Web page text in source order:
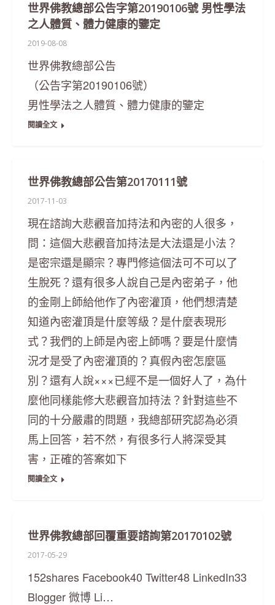
世界佛教總部公告字第20190106號 男性學法
之人體質、體力健康的鑒定
2019-08-08
世界佛教總部公告
（公告字第20190106號）
男性學法之人體質、體力健康的鑒定
閱讀全文
世界佛教總部公告第20170111號
2017-11-03
現在諮詢大悲觀音加持法和內密的人很多，
問：這個大悲觀音加持法是大法還是小法？
是密宗還是顯宗？專門修這個法可不可以了
生脫死？還有很多人說自己是內密弟子，他
的金剛上師給他作了內密灌頂，他們想清楚
知道內密灌頂是什麼等級？是什麼表現形
式？我們的上師是內密上師嗎？要是什麼情
況才是受了內密灌頂的？真假內密怎麼區
別？還有人說×××已經不是一個好人了，為什
麼他同樣能修大悲觀音加持法？針對這些不
同的十分嚴肅的問題，我總部研究認為必須
馬上回答，若不然，有很多行人將深受其
害，正確的答案如下
閱讀全文
世界佛教總部回覆重要諮詢第20170102號
2017-05-29
152shares Facebook40 Twitter48 LinkedIn33
Blogger 微博 Li…